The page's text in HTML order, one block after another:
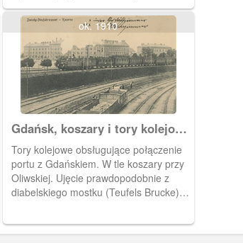
ok. 1910
Gdańsk, koszary i tory kolejowe
w Nowym Pocie
Tory kolejowe obsługujące połączenie
portu z Gdańskiem. W tle koszary przy
Oliwskiej. Ujęcie prawdopodobnie z
diabelskiego mostku (Teufels Brucke) -
rzucanych przez ludzi potykających się
na karkołomnej konstrukcji.